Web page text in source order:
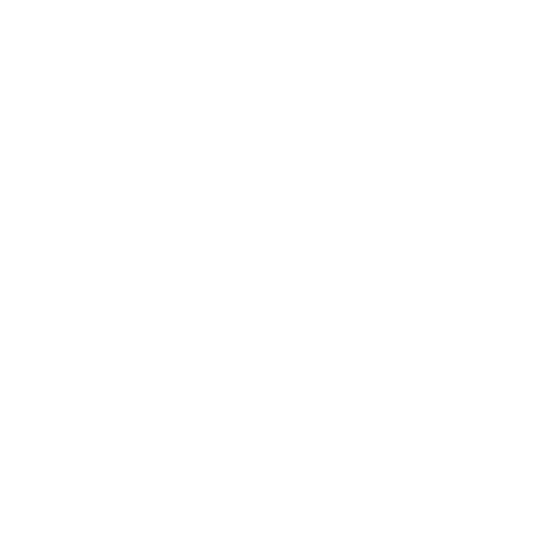
Mit hoch­wer­ti­gem Auto­ser­vice zu fai­ren Prei­sen